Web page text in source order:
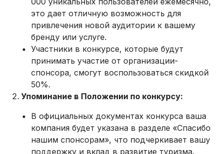
это дает отличную возможность для
привлечения новой аудитории к вашему
бренду или услуге.
Участники в конкурсе, которые будут
принимать участие от организации-
спонсора, смогут воспользоваться скидкой
50%.
Упоминание в Положении по конкурсу:
В официальных документах конкурса ваша
компания будет указана в разделе «Спасибо
нашим спонсорам», что подчеркивает вашу
поддержку и вклад в развитие туризма.